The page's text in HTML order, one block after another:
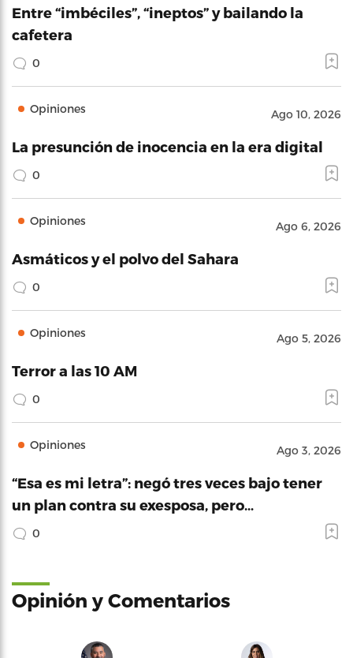
Entre “imbéciles”, “ineptos” y bailando la
cafetera
0
Opiniones Ago 10, 2026
La presunción de inocencia en la era digital
0
Opiniones Ago 6, 2026
Asmáticos y el polvo del Sahara
0
Opiniones Ago 5, 2026
Terror a las 10 AM
0
Opiniones Ago 3, 2026
“Esa es mi letra”: negó tres veces bajo tener
un plan contra su exesposa, pero…
0
Opinión y Comentarios